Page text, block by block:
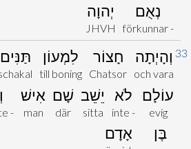
נְאֻם
förkunnar -
יְהוָה
JHVH
33 וְהָיְתָה
och vara
חָצוֹר
Chatsor
לִמְעוֹן
till boning
תַּנִּים
עוֹלָם
evig
לֹא
inte -
יֵשֵׁב
sitta
שָׁם
där
אִישׁ
man
-
בֶּן אָדָם